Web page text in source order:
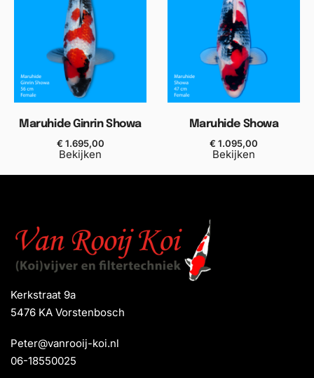
Maruhide Ginrin Showa
€ 1.695,00
Bekijken
Maruhide Showa
€ 1.095,00
Bekijken
Kerkstraat 9a
5476 KA Vorstenbosch
Peter@vanrooij-koi.nl
06-18550025